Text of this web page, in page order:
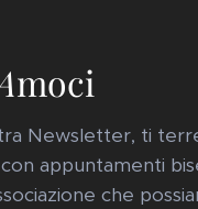
moci
Newsletter, ti
appuntamenti
che